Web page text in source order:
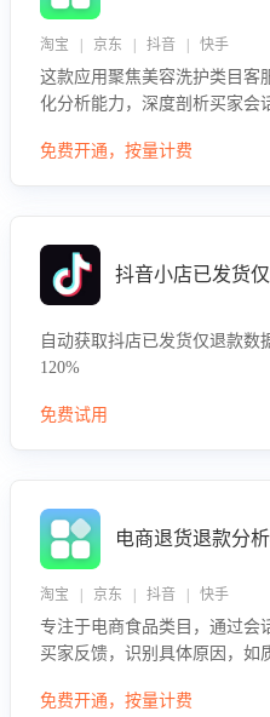
淘宝 | 京东 | 抖音 | 快手
这款应用聚焦美容洗护类目客
化分析能力，深度剖析买家会
效性与完整性，输出针对性改
免费开通，按量计费
自动获取抖店已发货仅退款数
120%
免费试用
电商退货退款分
淘宝 | 京东 | 抖音 | 快手
专注于电商食品类目，通过会
买家反馈，识别具体原因，如
低退款率，提升售后效率。
免费开通，按量计费